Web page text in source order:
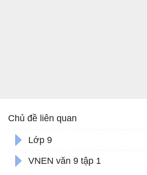
Chủ đề liên quan
Lớp 9
VNEN văn 9 tập 1